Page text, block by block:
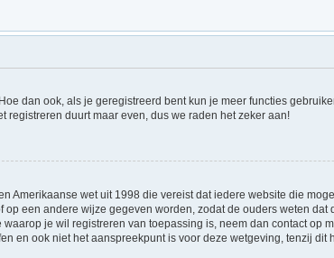
dan ook, als je geregistreerd bent kun je meer functies
duurt maar even, dus we raden het zeker aan!
Amerikaanse wet uit 1998 die vereist dat iedere website die
een andere wijze gegeven worden, zodat de ouders weten
je wil registreren van toepassing is, neem dan contact op
en ook niet het aanspreekpunt is voor deze wetgeving, tenzij dit